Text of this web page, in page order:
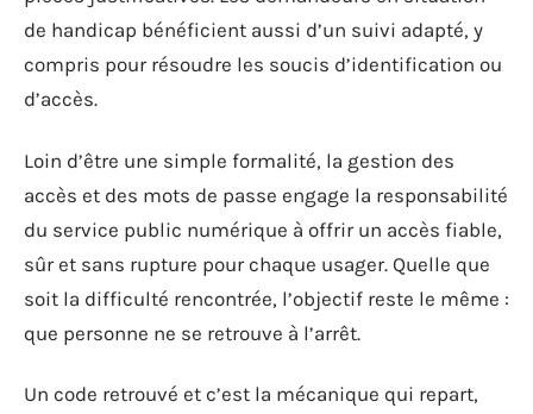
de handicap bénéficient aussi d’un suivi adapté, y
compris pour résoudre les soucis d’identification ou
d’accès.
Loin d’être une simple formalité, la gestion des
accès et des mots de passe engage la responsabilité
du service public numérique à offrir un accès fiable,
sûr et sans rupture pour chaque usager. Quelle que
soit la difficulté rencontrée, l’objectif reste le même :
que personne ne se retrouve à l’arrêt.
Un code retrouvé et c’est la mécanique qui repart,